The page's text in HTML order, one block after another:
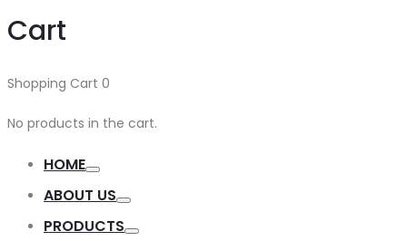
Cart
Shopping Cart 0
No products in the cart.
HOME
ABOUT US
PRODUCTS